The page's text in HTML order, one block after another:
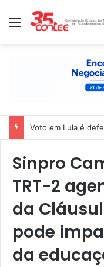
Menu
Voto em Lula é
Sinpro
TRT-2
da
pode
da